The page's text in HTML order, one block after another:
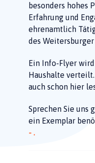
besonders hohes
Erfahrung und
ehrenamtlich
des
Ein Info-Flyer
Haushalte
auch schon hier
Sprechen Sie uns
ein Exemplar
- .